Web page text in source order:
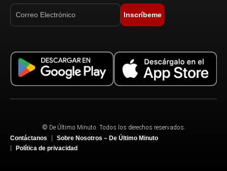
Inscríbeme
© De Último Minuto. Todos los derechos reservados.
Contáctanos
Sobre Nosotros – De Último Minuto
Política de privacidad